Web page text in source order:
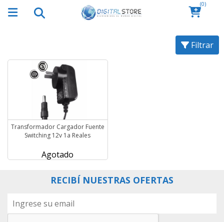
(0)
Filtrar
Transformador Cargador Fuente
Switching 12v 1a Reales
Agotado
RECIBÍ NUESTRAS OFERTAS